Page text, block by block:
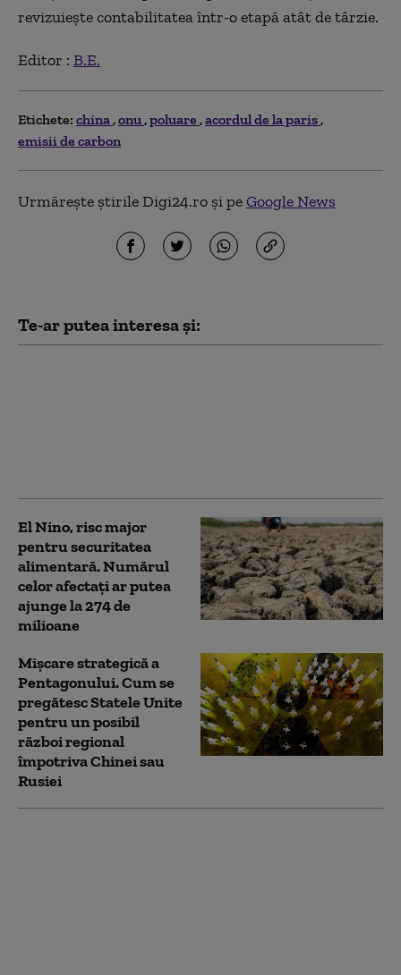
revizuiește contabilitatea într-o etapă atât de târzie.
Editor : B.E.
Etichete: china onu poluare acordul de la paris
emisii de carbon
Urmărește știrile Digi24.ro și peGoogle News
Te-ar putea interesa și:
El Nino, risc major
pentru securitatea
alimentară. Numărul
celor afectați ar putea
ajunge la 274 de
milioane
Mișcare strategică a
Pentagonului. Cum se
pregătesc Statele Unite
pentru un posibil
război regional
împotriva Chinei sau
Rusiei